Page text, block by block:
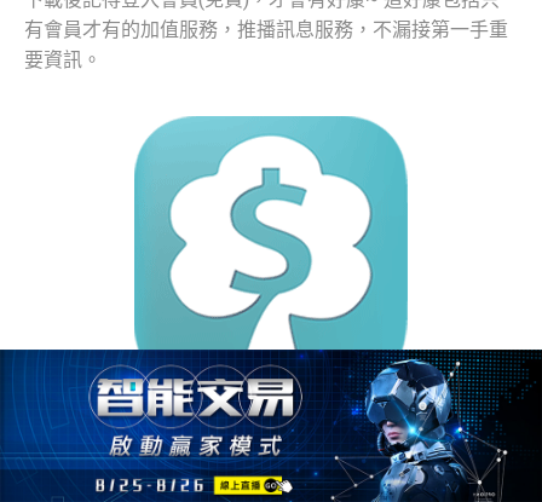
有會員才有的加值服務，推播訊息服務，不漏接第一手重
要資訊。